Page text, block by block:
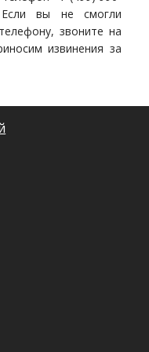
вы не смогли
звоните на
извинения за